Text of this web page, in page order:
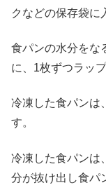
クなどの保存袋に
食パンの水分をな
に、1枚ずつラッ
冷凍した食パンは
す。
冷凍した食パンは
分が抜け出し食パ